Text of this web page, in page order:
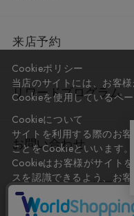
来店予約
リワードプログラム
お問い合わせ
会社概要
利用規約
Cookieポリシー
当店のサイトには、お客
Cookieを使用しているペ
Cookieについて
サイトを利用する際のお
ことをCookieといいます。
Cookieはお客様がサイト
スを認識できるよう、お
返されます。
なお、Cookieに保存され